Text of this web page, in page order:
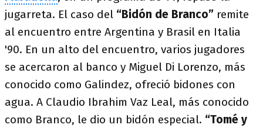
jugarreta. El caso del “Bidón de Branco” remite
al encuentro entre Argentina y Brasil en Italia
'90. En un alto del encuentro, varios jugadores
se acercaron al banco y Miguel Di Lorenzo, más
conocido como Galindez, ofreció bidones con
agua. A Claudio Ibrahim Vaz Leal, más conocido
como Branco, le dio un bidón especial. “Tomé y